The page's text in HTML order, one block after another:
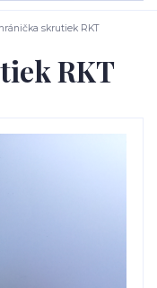
skrutiek RKT
RKT